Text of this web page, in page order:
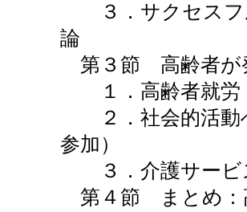
３．サクセスフ
論
第３節 高齢者が
１．高齢者就労
２．社会的活動
参加）
３．介護サービ
第４節 まとめ：